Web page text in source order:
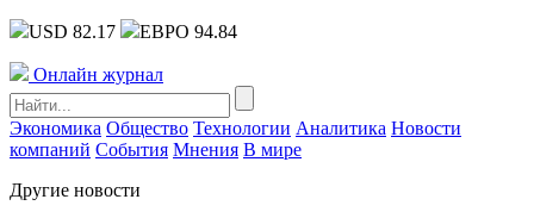
USD 82.17 ЕВРО 94.84
Онлайн журнал
Экономика Общество Технологии Аналитика Новости
компаний События Мнения В мире
Другие новости